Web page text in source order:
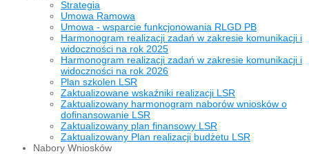
Strategia
Umowa Ramowa
Umowa - wsparcie funkcjonowania RLGD PB
Harmonogram realizacji zadań w zakresie komunikacji i
widoczności na rok 2025
Harmonogram realizacji zadań w zakresie komunikacji i
widoczności na rok 2026
Plan szkolen LSR
Zaktualizowane wskaźniki realizacji LSR
Zaktualizowany harmonogram naborów wniosków o
dofinansowanie LSR
Zaktualizowany plan finansowy LSR
Zaktualizowany Plan realizacji budżetu LSR
Nabory Wniosków